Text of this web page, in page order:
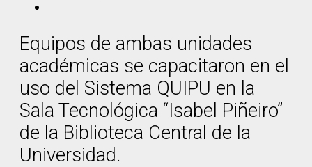
Equipos de ambas unidades
académicas se capacitaron en el
uso del Sistema QUIPU en la
Sala Tecnológica “Isabel Piñeiro”
de la Biblioteca Central de la
Universidad.